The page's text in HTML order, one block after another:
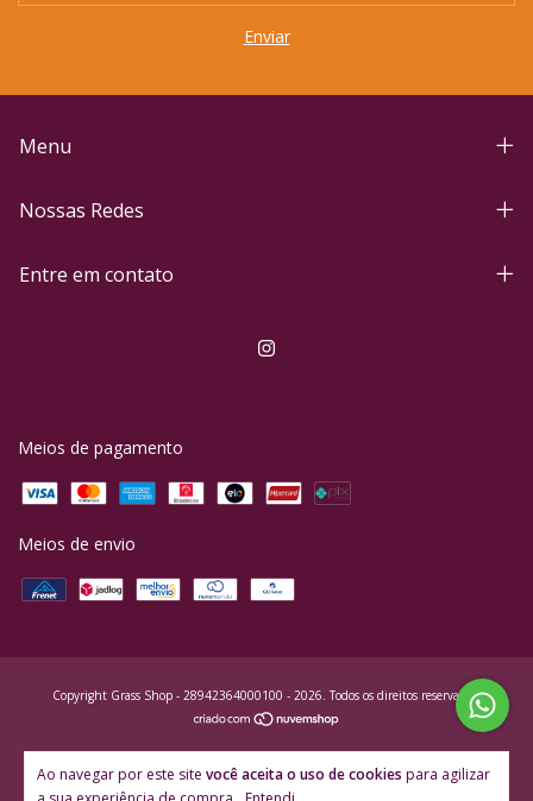
Ao navegar por este site você aceita o uso de cookies para agilizar
Menu
Nossas Redes
Entre em contato
Meios de pagamento
Meios de envio
Copyright Grass Shop - 28942364000100 - 2026. Todos os direitos reservados.